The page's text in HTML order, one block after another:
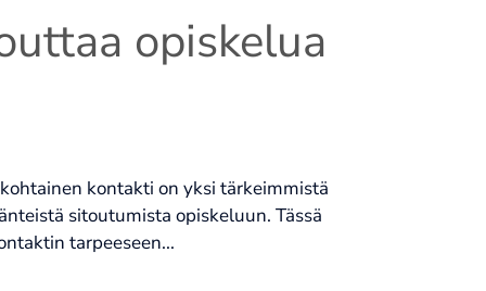
opiskelua
kontakti on yksi tärkeimmistä
sitoutumista opiskeluun. Tässä
tarpeeseen...